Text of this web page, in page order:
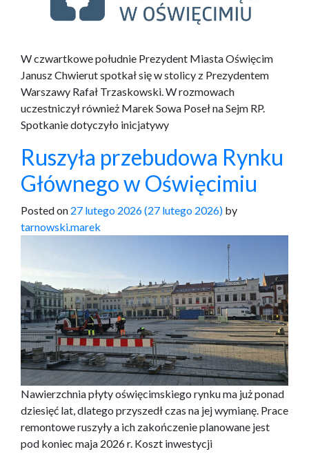
W czwartkowe południe Prezydent Miasta Oświęcim
Janusz Chwierut spotkał się w stolicy z Prezydentem
Warszawy Rafał Trzaskowski. W rozmowach
uczestniczył również Marek Sowa Poseł na Sejm RP.
Spotkanie dotyczyło inicjatywy
Ruszyła przebudowa Rynku
Głównego w Oświęcimiu
Posted on 27 lutego 2026(27 lutego 2026) by
tarnowski.marek
Nawierzchnia płyty oświęcimskiego rynku ma już ponad
dziesięć lat, dlatego przyszedł czas na jej wymianę. Prace
remontowe ruszyły a ich zakończenie planowane jest
pod koniec maja 2026 r. Koszt inwestycji